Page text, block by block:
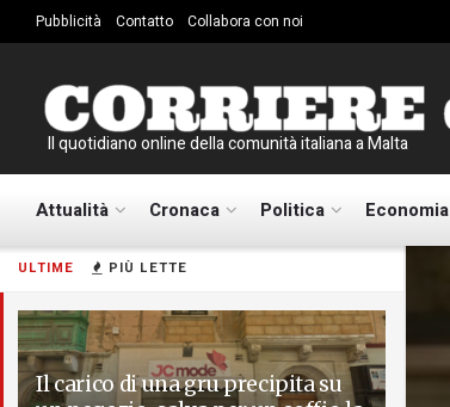
ULTIME PIÙ LETTE
Il carico di una gru precipita su
Pubblicità Contatto Collabora con noi
Il quotidiano online della comunità italiana a Malta
Attualità Cronaca Politica Economia